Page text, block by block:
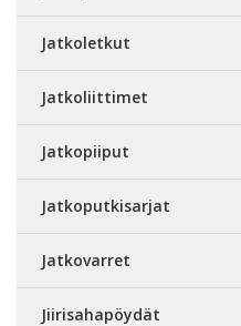
Jatkoletkut
Jatkoliittimet
Jatkopiiput
Jatkoputkisarjat
Jatkovarret
Jiirisahapöydät